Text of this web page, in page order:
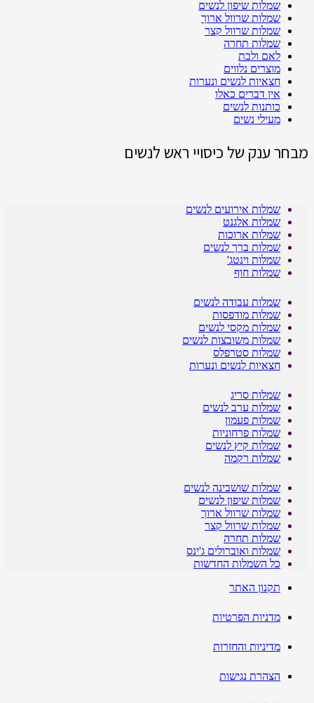
שמלות שיפון לנשים
שמלות שרוול ארוך
שמלות שרוול קצר
שמלות תחרה
לאם ולבת
מוצרים נלווים
חצאיות לנשים ונערות
אין דברים כאלו
כותנות לנשים
מעילי נשים
מבחר ענק של כיסויי ראש לנשים
שמלות אירועים לנשים
שמלות אלגנט
שמלות ארוכות
שמלות ברך לנשים
שמלות וינטג'
שמלות חוף
שמלות עבודה לנשים
שמלות מודפסות
שמלות מקסי לנשים
שמלות משובצות לנשים
שמלות סטרפלס
חצאיות לנשים ונערות
שמלות סריג
שמלות ערב לנשים
שמלות פעמון
שמלות פרחוניות
שמלות קיץ לנשים
שמלות רקמה
שמלות שושבינה לנשים
שמלות שיפון לנשים
שמלות שרוול ארוך
שמלות שרוול קצר
שמלות תחרה
שמלות ואוברולים ג'ינס
כל השמלות החדשות
תקנון האתר
מדניות הפרטיות
מדיניות והחזרות
הצהרת נגישות